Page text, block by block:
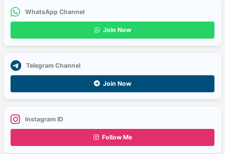
WhatsApp Channel
Join Now
Telegram Channel
Join Now
Instagram ID
Follow Me